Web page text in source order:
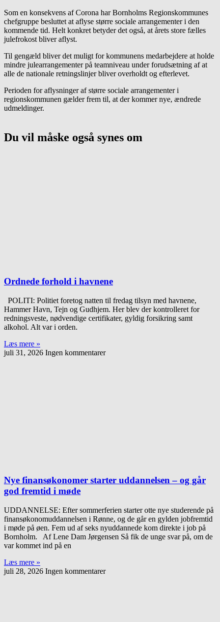
Som en konsekvens af Corona har Bornholms Regionskommunes
chefgruppe besluttet at aflyse større sociale arrangementer i den
kommende tid. Helt konkret betyder det også, at årets store fælles
julefrokost bliver aflyst.
Til gengæld bliver det muligt for kommunens medarbejdere at holde
mindre julearrangementer på teamniveau under forudsætning af at
alle de nationale retningslinjer bliver overholdt og efterlevet.
Perioden for aflysninger af større sociale arrangementer i
regionskommunen gælder frem til, at der kommer nye, ændrede
udmeldinger.
Du vil måske også synes om
Ordnede forhold i havnene
POLITI: Politiet foretog natten til fredag tilsyn med havnene,
Hammer Havn, Tejn og Gudhjem. Her blev der kontrolleret for
redningsveste, nødvendige certifikater, gyldig forsikring samt
alkohol. Alt var i orden.
Læs mere »
juli 31, 2026 Ingen kommentarer
Nye finansøkonomer starter uddannelsen – og går
god fremtid i møde
UDDANNELSE: Efter sommerferien starter otte nye studerende på
finansøkonomuddannelsen i Rønne, og de går en gylden jobfremtid
i møde på øen. Fem ud af seks nyuddannede kom direkte i job på
Bornholm. Af Lene Dam Jørgensen Så fik de unge svar på, om de
var kommet ind på en
Læs mere »
juli 28, 2026 Ingen kommentarer